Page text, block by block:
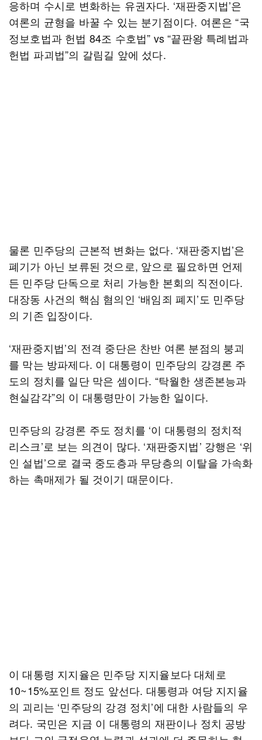
응하며 수시로 변화하는 유권자다. ‘재판중지법’은
여론의 균형을 바꿀 수 있는 분기점이다. 여론은 “국
정보호법과 헌법 84조 수호법” vs “끝판왕 특례법과
헌법 파괴법”의 갈림길 앞에 섰다.
물론 민주당의 근본적 변화는 없다. ‘재판중지법’은
폐기가 아닌 보류된 것으로, 앞으로 필요하면 언제
든 민주당 단독으로 처리 가능한 본회의 직전이다.
대장동 사건의 핵심 혐의인 ‘배임죄 폐지’도 민주당
의 기존 입장이다.
‘재판중지법’의 전격 중단은 찬반 여론 분점의 붕괴
를 막는 방파제다. 이 대통령이 민주당의 강경론 주
도의 정치를 일단 막은 셈이다. “탁월한 생존본능과
현실감각”의 이 대통령만이 가능한 일이다.
민주당의 강경론 주도 정치를 ‘이 대통령의 정치적
리스크’로 보는 의견이 많다. ‘재판중지법’ 강행은 ‘위
인 설법’으로 결국 중도층과 무당층의 이탈을 가속화
하는 촉매제가 될 것이기 때문이다.
이 대통령 지지율은 민주당 지지율보다 대체로
10~15%포인트 정도 앞선다. 대통령과 여당 지지율
의 괴리는 ‘민주당의 강경 정치’에 대한 사람들의 우
려다. 국민은 지금 이 대통령의 재판이나 정치 공방